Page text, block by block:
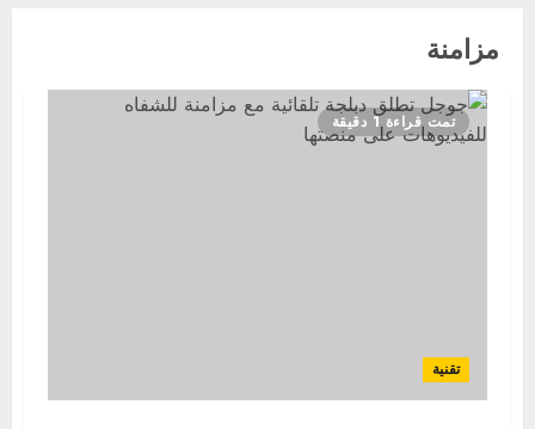
مزامنة
تمت قراءة 1 دقيقة
تقنية